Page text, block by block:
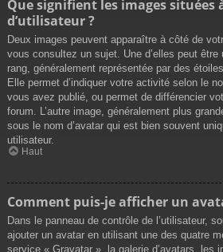
Que signifient les images situées
d’utilisateur ?
Deux images peuvent apparaître à côté de
vous consultez un sujet. Une d’elles peut
rang, généralement représentée par des
Elle permet d’indiquer votre activité selon le
vous avez publié, ou permet de différencier
forum. L’autre image, généralement plus
sous le nom d’avatar qui est bien souvent
utilisateur.
Haut
Comment puis-je afficher un
Dans le panneau de contrôle de l’utilisateur,
ajouter un avatar en utilisant une des quatre
service « Gravatar », la galerie d’avatars, les